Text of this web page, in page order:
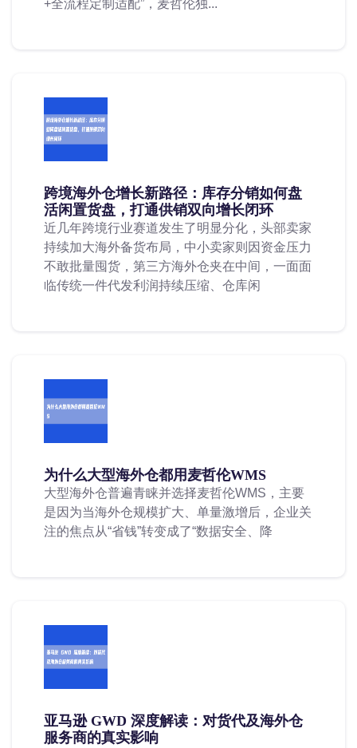
+全流程定制适配”，麦哲伦独...
跨境海外仓增长新路径：库存分销如何盘
活闲置货盘，打通供销双向增长闭环
近几年跨境行业赛道发生了明显分化，头部卖家
持续加大海外备货布局，中小卖家则因资金压力
不敢批量囤货，第三方海外仓夹在中间，一面面
临传统一件代发利润持续压缩、仓库闲
为什么大型海外仓都用麦哲伦WMS
大型海外仓普遍青睐并选择麦哲伦WMS，主要
是因为当海外仓规模扩大、单量激增后，企业关
注的焦点从“省钱”转变成了“数据安全、降
亚马逊 GWD 深度解读：对货代及海外仓
服务商的真实影响